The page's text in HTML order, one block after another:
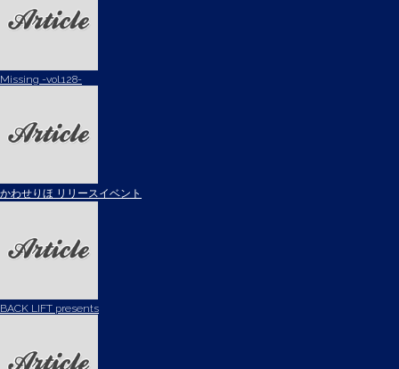
Missing -vol.128-
かわせりほ リリースイベント
BACK LIFT presents